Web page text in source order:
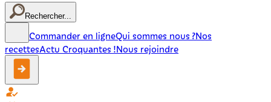
Rechercher...
Commander en ligneQui sommes nous ?Nos
recettesActu Croquantes !Nous rejoindre